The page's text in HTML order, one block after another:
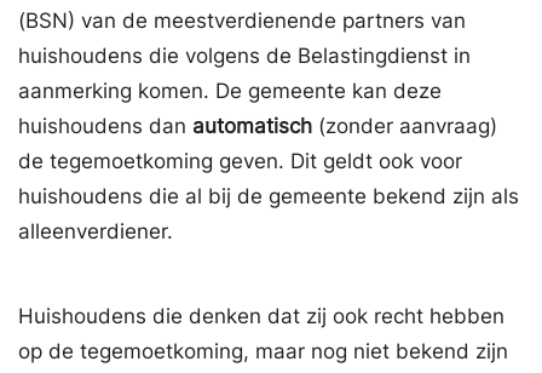
(BSN) van de meestverdienende partners van
huishoudens die volgens de Belastingdienst in
aanmerking komen. De gemeente kan deze
huishoudens dan automatisch (zonder aanvraag)
de tegemoetkoming geven. Dit geldt ook voor
huishoudens die al bij de gemeente bekend zijn als
alleenverdiener.
Huishoudens die denken dat zij ook recht hebben
op de tegemoetkoming, maar nog niet bekend zijn